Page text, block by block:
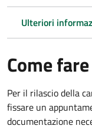
Ulteriori
Come fare
Per il rilascio della
fissare un
documentazione